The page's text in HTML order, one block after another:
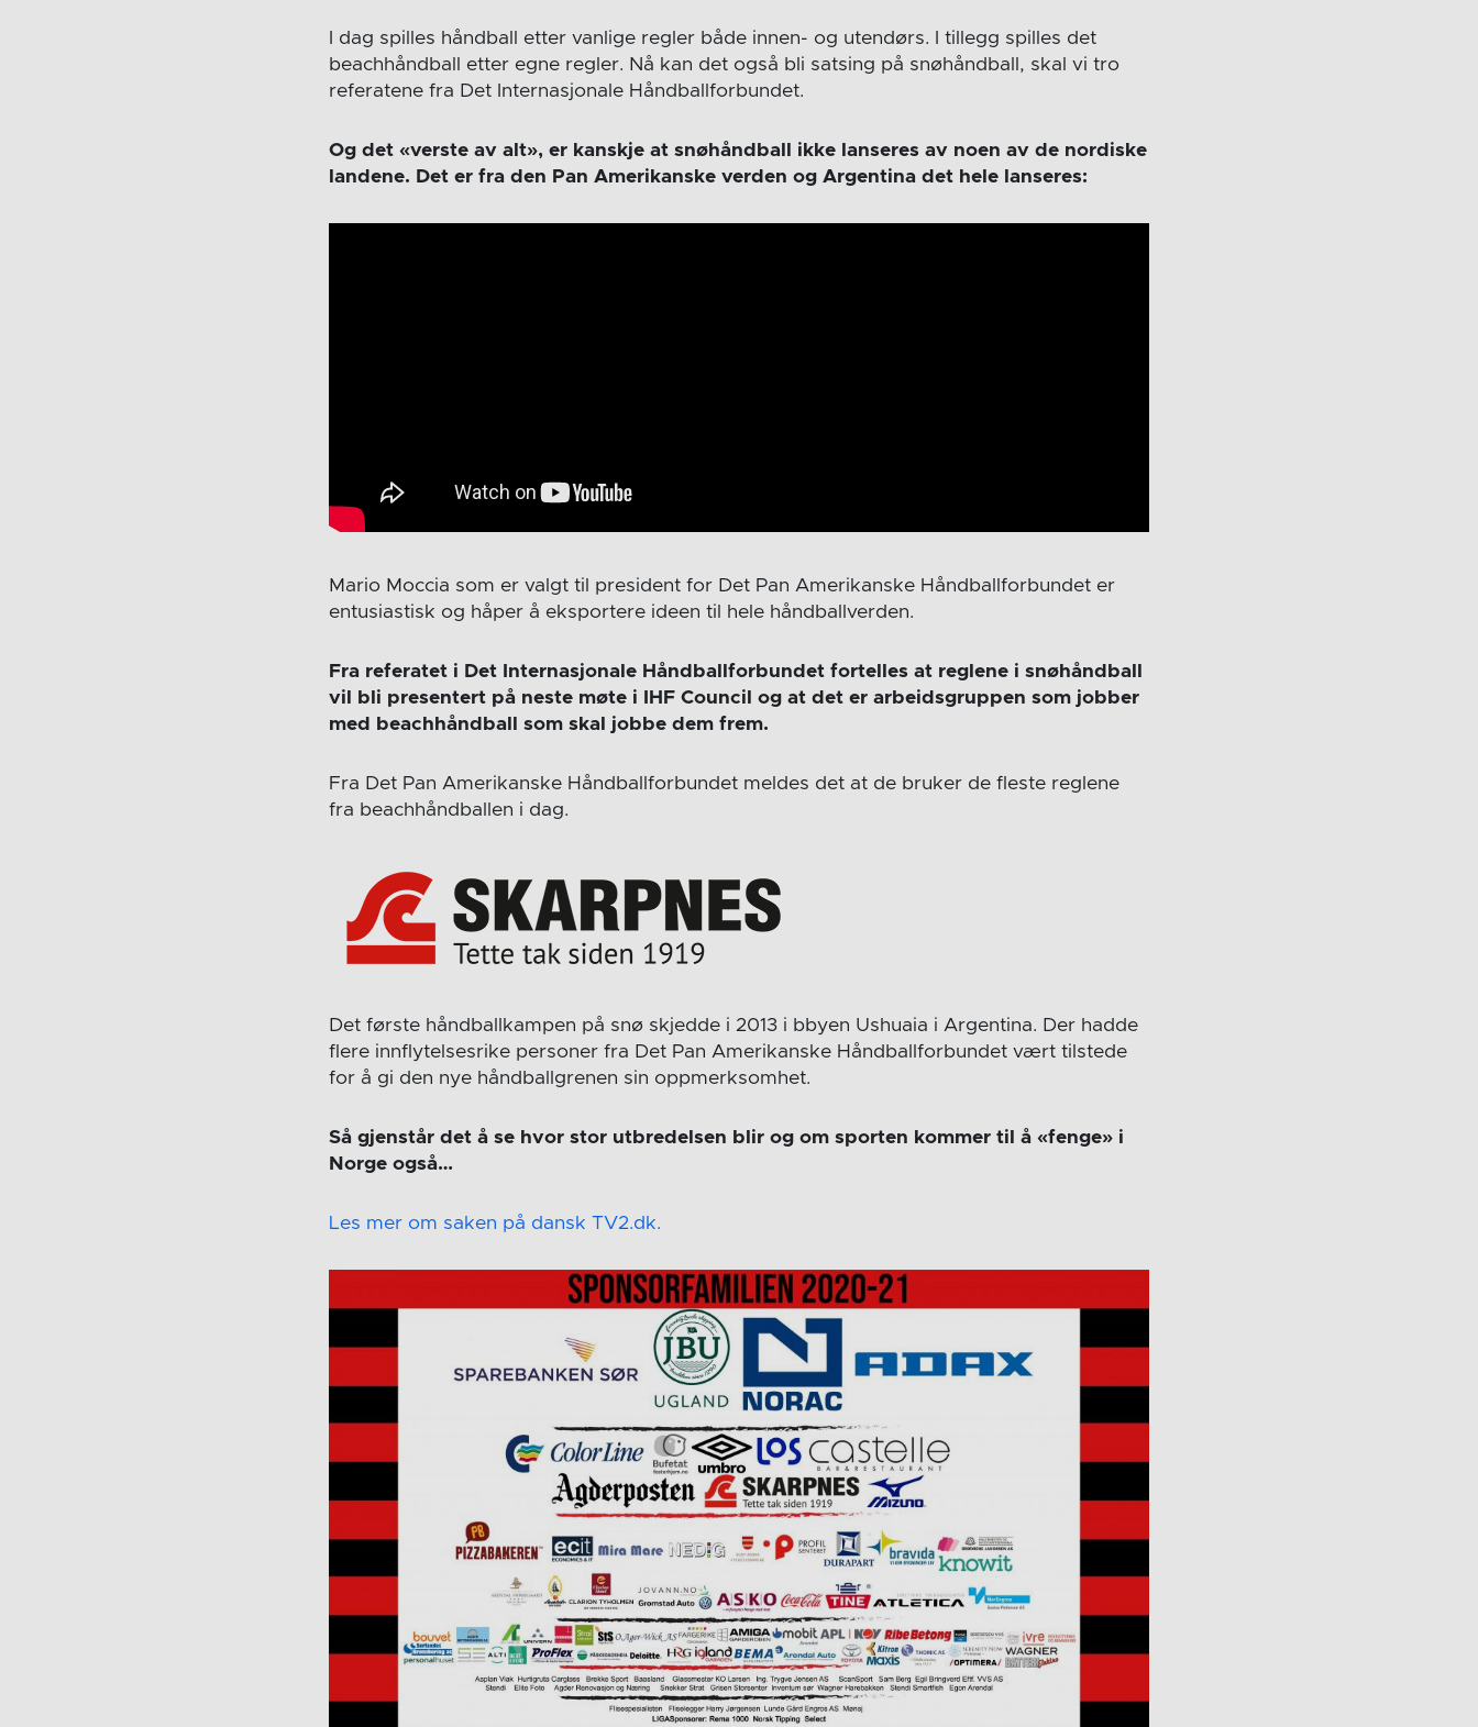
I dag spilles håndball etter vanlige regler både innen- og utendørs. I tillegg spilles det
beachhåndball etter egne regler. Nå kan det også bli satsing på snøhåndball, skal vi tro
referatene fra Det Internasjonale Håndballforbundet.
Og det «verste av alt», er kanskje at snøhåndball ikke lanseres av noen av de nordiske
landene. Det er fra den Pan Amerikanske verden og Argentina det hele lanseres:
Mario Moccia som er valgt til president for Det Pan Amerikanske Håndballforbundet er
entusiastisk og håper å eksportere ideen til hele håndballverden.
Fra referatet i Det Internasjonale Håndballforbundet fortelles at reglene i snøhåndball
vil bli presentert på neste møte i IHF Council og at det er arbeidsgruppen som jobber
med beachhåndball som skal jobbe dem frem.
Fra Det Pan Amerikanske Håndballforbundet meldes det at de bruker de fleste reglene
fra beachhåndballen i dag.
Det første håndballkampen på snø skjedde i 2013 i bbyen Ushuaia i Argentina. Der hadde
flere innflytelsesrike personer fra Det Pan Amerikanske Håndballforbundet vært tilstede
for å gi den nye håndballgrenen sin oppmerksomhet.
Så gjenstår det å se hvor stor utbredelsen blir og om sporten kommer til å «fenge» i
Norge også…
Les mer om saken på dansk TV2.dk.